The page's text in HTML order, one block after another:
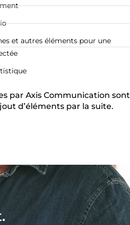
et autres éléments pour une
par Axis Communication sont
d’éléments par la suite.